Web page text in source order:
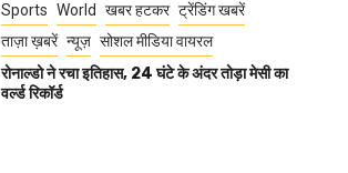
Sports World खबर हटकर ट्रेंडिंग खबरें
ताज़ा ख़बरें न्यूज़ सोशल मीडिया वायरल
रोनाल्डो ने रचा इतिहास, 24 घंटे के अंदर तोड़ा मेसी का
वर्ल्ड रिकॉर्ड